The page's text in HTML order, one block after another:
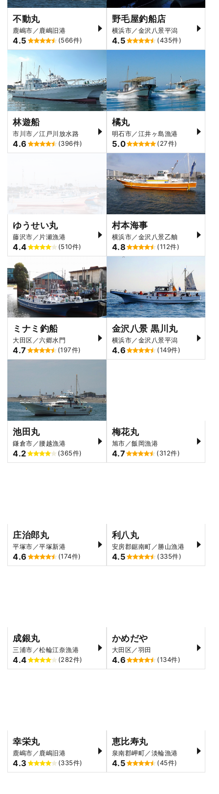
不動丸
鹿嶋市／鹿嶋旧港
4.5 (566件)
野毛屋釣船店
横浜市／金沢八景平潟
4.5 (435件)
林遊船
市川市／江戸川放水路
4.6 (396件)
橘丸
明石市／江井ヶ島漁港
5.0 (27件)
ゆうせい丸
藤沢市／片瀬漁港
4.4 (510件)
村本海事
横浜市／金沢八景乙舳
4.8 (112件)
ミナミ釣船
大田区／六郷水門
4.7 (197件)
金沢八景 黒川丸
横浜市／金沢八景平潟
4.6 (149件)
池田丸
鎌倉市／腰越漁港
4.2 (365件)
梅花丸
旭市／飯岡漁港
4.7 (312件)
庄治郎丸
平塚市／平塚新港
4.6 (174件)
利八丸
安房郡鋸南町／勝山漁港
4.5 (335件)
成銀丸
三浦市／松輪江奈漁港
4.4 (282件)
かめだや
大田区／羽田
4.6 (134件)
幸栄丸
鹿嶋市／鹿嶋旧港
4.3 (335件)
恵比寿丸
泉南郡岬町／淡輪漁港
4.5 (45件)